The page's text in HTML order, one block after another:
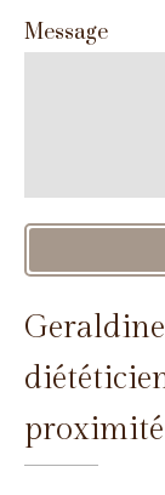
Message
proximité